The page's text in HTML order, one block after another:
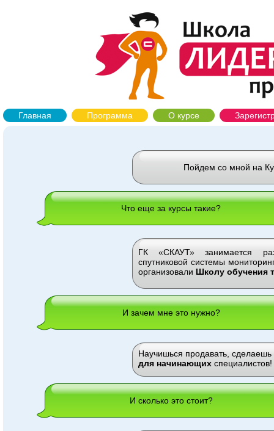
Главная Программа О курсе
Пойдем со мной на
Что еще за курсы такие?
ГК «СКАУТ» занимается
спутниковой системы
организовали Школу обучения
И зачем мне это нужно?
Научишься продавать,
для начинающих специалистов!
И сколько это стоит?